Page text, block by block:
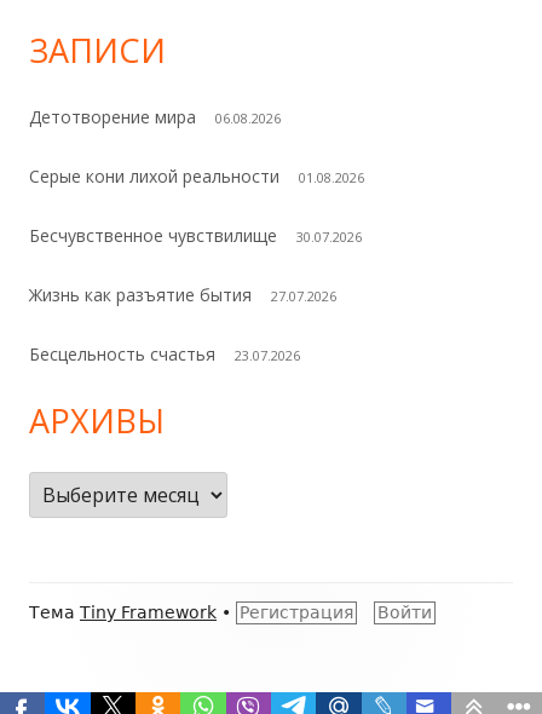
ЗАПИСИ
Детотворение мира 06.08.2026
Серые кони лихой реальности 01.08.2026
Бесчувственное чувствилище 30.07.2026
Жизнь как разъятие бытия 27.07.2026
Бесцельность счастья 23.07.2026
АРХИВЫ
Архивы
Содержимое
Тема Tiny Framework • Регистрация Войти